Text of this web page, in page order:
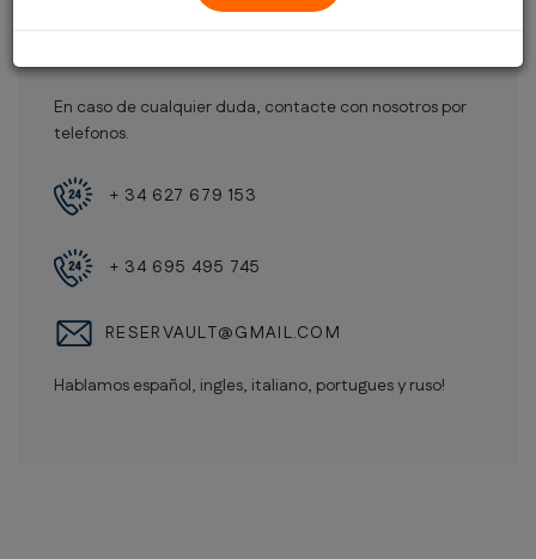
NECESITAN AYUDA?
En caso de cualquier duda, contacte con nosotros por
telefonos.
+ 34 627 679 153
+ 34 695 495 745
RESERVAULT@GMAIL.COM
Hablamos español, ingles, italiano, portugues y ruso!